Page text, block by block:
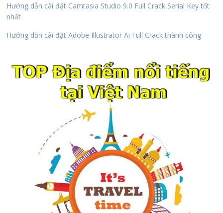
Hướng dẫn cài đặt Camtasia Studio 9.0 Full Crack Serial Key tốt
nhất
Hướng dẫn cài đặt Adobe Illustrator Ai Full Crack thành công